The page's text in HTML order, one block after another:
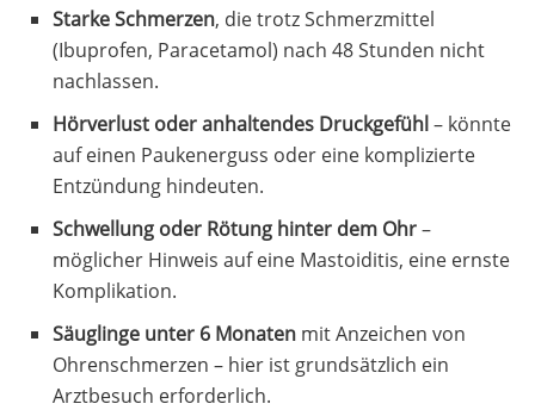
Starke Schmerzen, die trotz Schmerzmittel
(Ibuprofen, Paracetamol) nach 48 Stunden nicht
nachlassen.
Hörverlust oder anhaltendes Druckgefühl– könnte
auf einen Paukenerguss oder eine komplizierte
Entzündung hindeuten.
Schwellung oder Rötung hinter dem Ohr–
möglicher Hinweis auf eine Mastoiditis, eine ernste
Komplikation.
Säuglinge unter 6 Monaten mit Anzeichen von
Ohrenschmerzen – hier ist grundsätzlich ein
Arztbesuch erforderlich.